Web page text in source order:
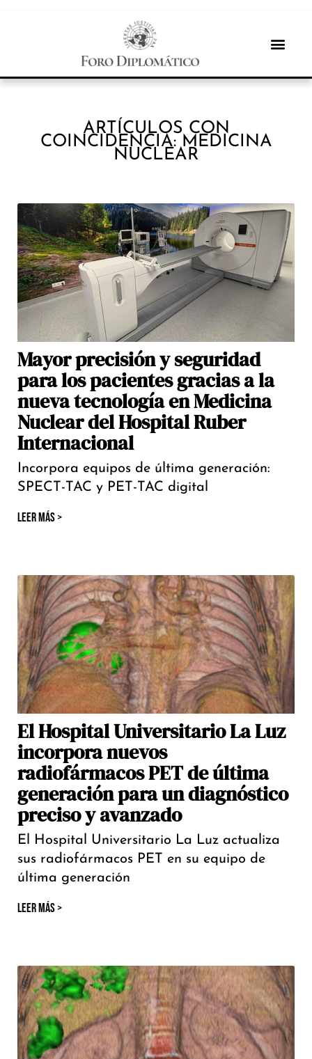
ARTÍCULOS CON
COINCIDENCIA: MEDICINA
NUCLEAR
Mayor precisión y seguridad
para los pacientes gracias a la
nueva tecnología en Medicina
Nuclear del Hospital Ruber
Internacional
Incorpora equipos de última generación:
SPECT-TAC y PET-TAC digital
LEER MÁS >
El Hospital Universitario La Luz
incorpora nuevos
radiofármacos PET de última
generación para un diagnóstico
preciso y avanzado
El Hospital Universitario La Luz actualiza
sus radiofármacos PET en su equipo de
última generación
LEER MÁS >